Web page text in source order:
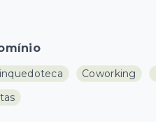
Coworking